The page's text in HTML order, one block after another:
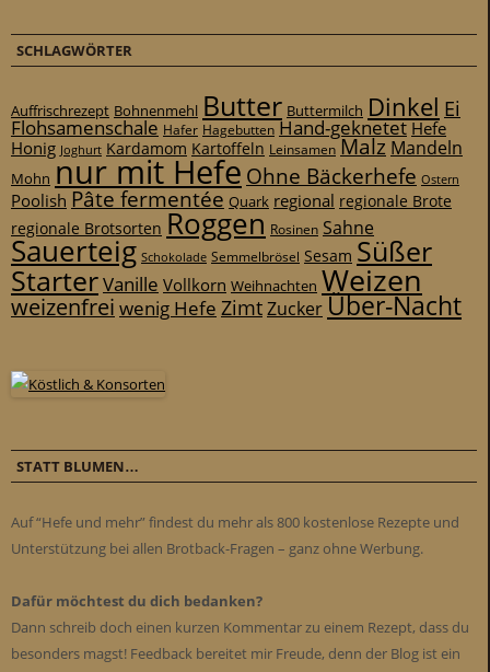
SCHLAGWÖRTER
Auffrischrezept Bohnenmehl Butter Buttermilch Dinkel Ei
Flohsamenschale Hafer Hagebutten Hand-geknetet Hefe
Honig Joghurt Kardamom Kartoffeln Leinsamen Malz Mandeln
Mohn nur mit Hefe Ohne Bäckerhefe Ostern
Poolish Pâte fermentée Quark regional regionale Brote
regionale Brotsorten Roggen Rosinen Sahne
Sauerteig Schokolade Semmelbrösel Sesam Süßer
StarterVanille Vollkorn Weihnachten Weizen
weizenfrei wenig Hefe ZimtZuckerÜber-Nacht
STATT BLUMEN…
Auf “Hefe und mehr” findest du mehr als 800 kostenlose Rezepte und
Unterstützung bei allen Brotback-Fragen – ganz ohne Werbung.
Dafür möchtest du dich bedanken?
Dann schreib doch einen kurzen Kommentar zu einem Rezept, dass du
besonders magst! Feedback bereitet mir Freude, denn der Blog ist ein